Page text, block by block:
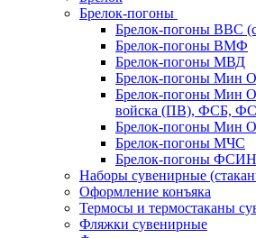
Брелок-погоны
Брелок-погоны ВВС
Брелок-погоны ВМФ
Брелок-погоны МВД
Брелок-погоны Мин
Брелок-погоны Мин
войска (ПВ), ФСБ,
Брелок-погоны Мин
Брелок-погоны МЧС
Брелок-погоны ФСИН
Наборы сувенирные
Оформление конъяка
Термосы и термостаканы
Фляжки сувенирные